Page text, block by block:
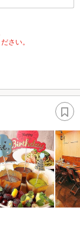
さい。